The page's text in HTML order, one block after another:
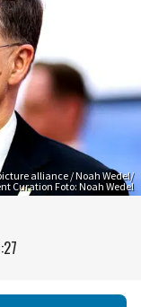
alliance / Noah Wedel/
Curation Foto: Noah Wedel